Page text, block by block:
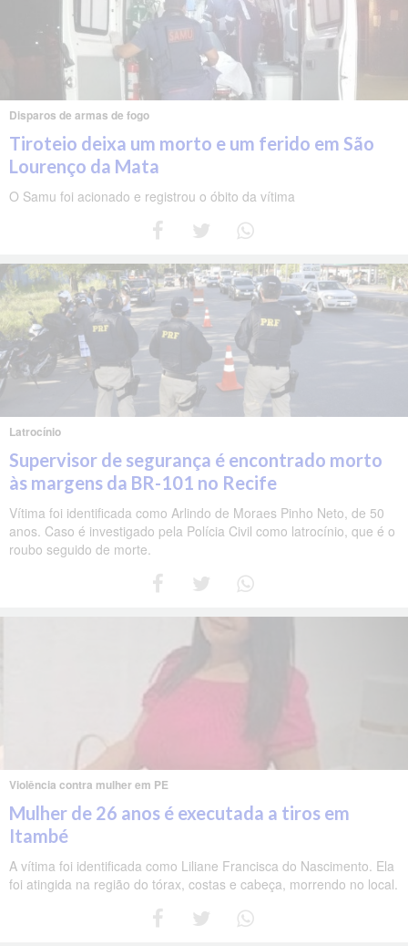
Disparos de armas de fogo
Tiroteio deixa um morto e um ferido em São
Lourenço da Mata
O Samu foi acionado e registrou o óbito da vítima
Latrocínio
Supervisor de segurança é encontrado morto
às margens da BR-101 no Recife
Vítima foi identificada como Arlindo de Moraes Pinho Neto, de 50
anos. Caso é investigado pela Polícia Civil como latrocínio, que é o
roubo seguido de morte.
Violência contra mulher em PE
Mulher de 26 anos é executada a tiros em
Itambé
A vítima foi identificada como Liliane Francisca do Nascimento. Ela
foi atingida na região do tórax, costas e cabeça, morrendo no local.